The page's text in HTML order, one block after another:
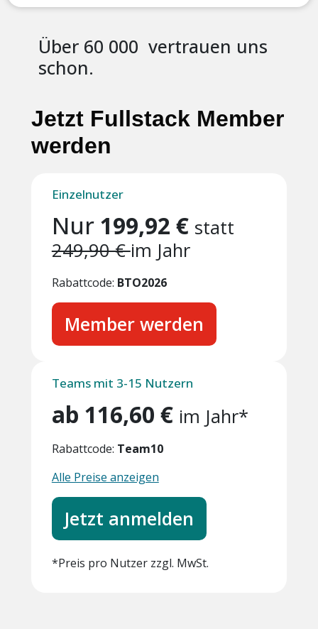
Über 60 000 vertrauen uns
schon.
Jetzt Fullstack Member
werden
Einzelnutzer
Nur 199,92 € statt
249,90 €im Jahr
Rabattcode: BTO2026
Member werden
Teams mit 3-15 Nutzern
ab 116,60 € im Jahr*
Rabattcode: Team10
Alle Preise anzeigen
Jetzt anmelden
*Preis pro Nutzer zzgl. MwSt.